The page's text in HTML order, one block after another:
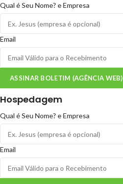
Qual é Seu Nome? e Empresa
Email
ASSINAR BOLETIM (AGÊNCIA WEB)
Hospedagem
Qual é Seu Nome? e Empresa
Email